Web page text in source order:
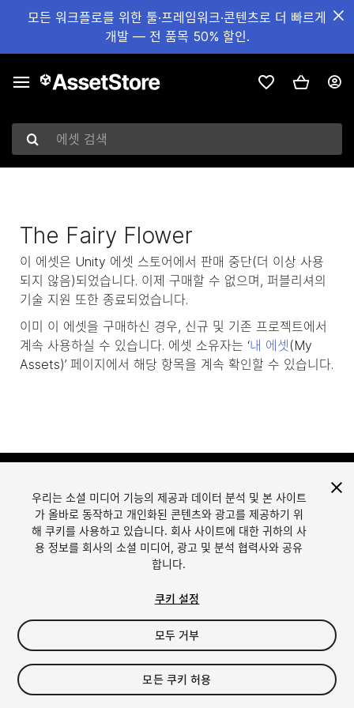
모든 워크플로를 위한 툴·프레임워크·콘텐츠로 더 빠르게
개발 — 전 품목 50% 할인.
에셋 검색
The Fairy Flower
이 에셋은 Unity 에셋 스토어에서 판매 중단(더 이상 사용
되지 않음)되었습니다. 이제 구매할 수 없으며, 퍼블리셔의
기술 지원 또한 종료되었습니다.
이미 이 에셋을 구매하신 경우, 신규 및 기존 프로젝트에서
계속 사용하실 수 있습니다. 에셋 소유자는 ‘내 에셋 (My
Assets)’ 페이지에서 해당 항목을 계속 확인할 수 있습니다.
한국어
日本語
Unity에서 에셋 판매
Sell Assets
에셋 스토어 툴
퍼블리셔 로그인
자주 묻는 질문
우리는 소셜 미디어 기능의 제공과 데이터 분석 및 본 사이트
가 올바로 동작하고 개인화된 콘텐츠와 광고를 제공하기 위
해 쿠키를 사용하고 있습니다. 회사 사이트에 대한 귀하의 사
용 정보를 회사의 소셜 미디어, 광고 및 분석 협력사와 공유
합니다.
쿠키 설정
모두 거부
모든 쿠키 허용